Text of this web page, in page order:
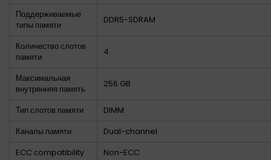
Поддерживаемые
типы памяти
DDR5-SDRAM
Количество слотов
памяти
4
Максимальная
внутренняя память
256 GB
Тип слотов памяти
DIMM
Каналы памяти
Dual-channel
ECC сompatibility
Non-ECC